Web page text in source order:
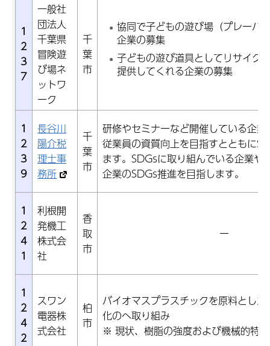
1
2
3
7
一般社
団法人
千葉県
冒険遊
び場ネ
ットワ
ーク
千
葉
市
協同で子どもの遊び場（プレーパ
企業の募集
子どもの遊び道具としてリサイク
提供してくれる企業の募集
1
2
3
9
長谷川
陽介税
理士事
務所
千
葉
市
研修やセミナーなど開催している企
従業員の資質向上を目指すとともに
ます。SDGsに取り組んでいる企業や
企業のSDGs推進を目指します。
1
2
4
1
利根開
発機工
株式会
社
香
取
市
ー
1
2
4
2
スワン
電器株
式会社
柏
市
バイオマスプラスチックを原料とし
化のへ取り組み
※ 現状、樹脂の強度および機械的特